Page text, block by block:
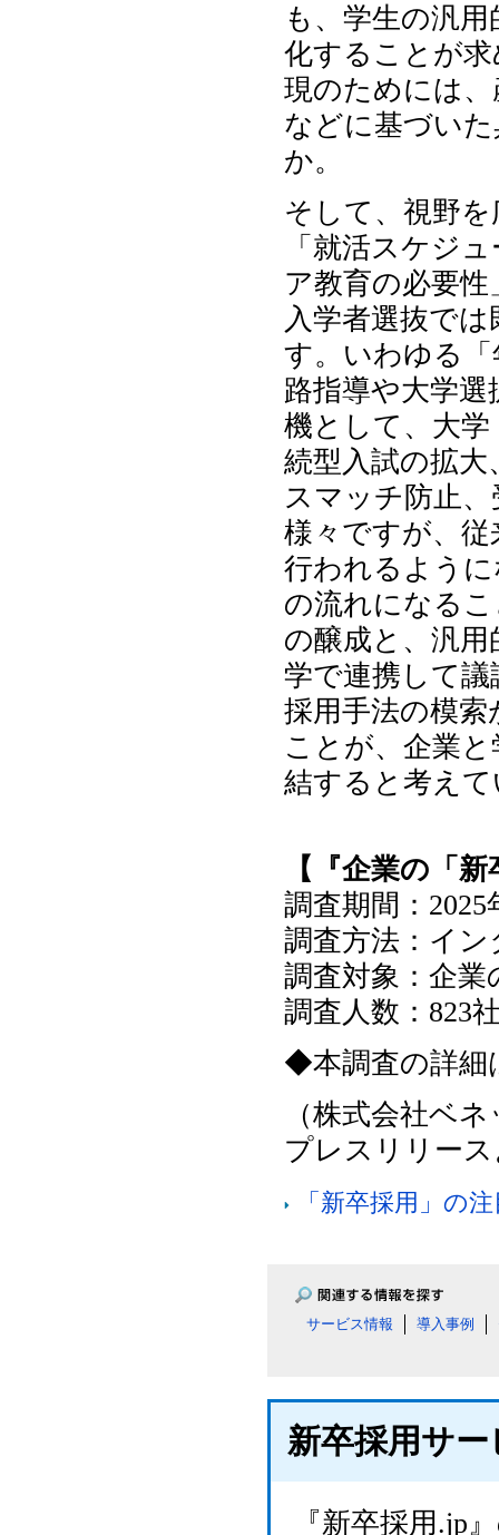
も、学生の汎
化することが
現のためには
などに基づい
か。
そして、視野
「就活スケジ
ア教育の必要
入学者選抜で
す。いわゆる
路指導や大学
機として、大
続型入試の拡
スマッチ防止
様々ですが、
行われるよう
の流れになる
の醸成と、汎
学で連携して
採用手法の模
ことが、企業
結すると考え
【『企業の「
調査期間：2025
調査方法：イ
調査対象：企業
調査人数：823
◆本調査の詳細
（株式会社ベ
プレスリリー
「新卒採用」の
サービス情報 導入事例
新卒採用サ
『新卒採用.jp